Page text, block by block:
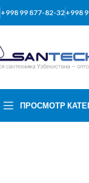
+998 99 877-82-32+998
ПРОСМОТР